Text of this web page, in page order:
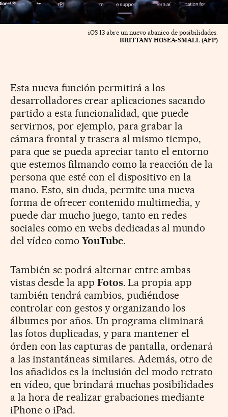
iOS 13 abre un nuevo abanico de posibilidades.
BRITTANY HOSEA-SMALL (AFP)
Esta nueva función permitirá a los
desarrolladores crear aplicaciones sacando
partido a esta funcionalidad, que puede
servirnos, por ejemplo, para grabar la
cámara frontal y trasera al mismo tiempo,
para que se pueda apreciar tanto el entorno
que estemos filmando como la reacción de la
persona que esté con el dispositivo en la
mano. Esto, sin duda, permite una nueva
forma de ofrecer contenido multimedia, y
puede dar mucho juego, tanto en redes
sociales como en webs dedicadas al mundo
del vídeo como YouTube.
También se podrá alternar entre ambas
vistas desde la app Fotos. La propia app
también tendrá cambios, pudiéndose
controlar con gestos y organizando los
álbumes por años. Un programa eliminará
las fotos duplicadas, y para mantener el
órden con las capturas de pantalla, ordenará
a las instantáneas similares. Además, otro de
los añadidos es la inclusión del modo retrato
en vídeo, que brindará muchas posibilidades
a la hora de realizar grabaciones mediante
iPhone o iPad.